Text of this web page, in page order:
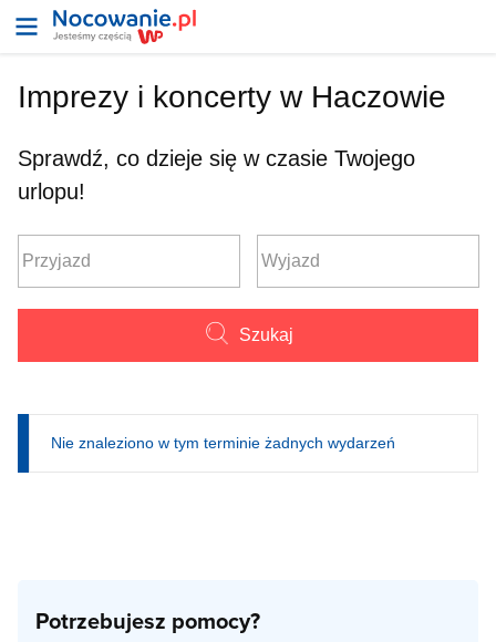
Imprezy i koncerty w Haczowie
Sprawdź, co dzieje się w czasie Twojego
urlopu!
Szukaj
Nie znaleziono w tym terminie żadnych wydarzeń
Potrzebujesz pomocy?